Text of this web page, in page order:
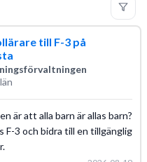
till F-3 på
är att alla barn är allas barn?
F-3 och bidra till en tillgänglig